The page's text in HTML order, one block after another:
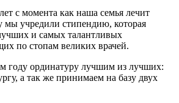
с момента как наша семья лечит
мы учредили стипендию, которая
и самых талантливых
по стопам великих врачей.
году ординатуру лучшим из лучших:
а так же принимаем на базу двух